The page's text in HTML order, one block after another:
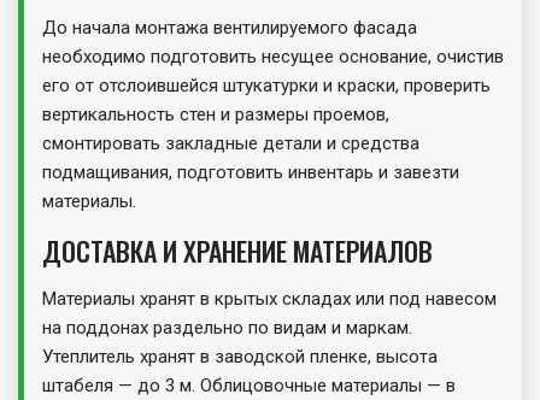
До начала монтажа вентилируемого фасада
необходимо подготовить несущее основание, очистив
его от отслоившейся штукатурки и краски, проверить
вертикальность стен и размеры проемов,
смонтировать закладные детали и средства
подмащивания, подготовить инвентарь и завезти
материалы.
ДОСТАВКА И ХРАНЕНИЕ МАТЕРИАЛОВ
Материалы хранят в крытых складах или под навесом
на поддонах раздельно по видам и маркам.
Утеплитель хранят в заводской пленке, высота
штабеля — до 3 м. Облицовочные материалы — в